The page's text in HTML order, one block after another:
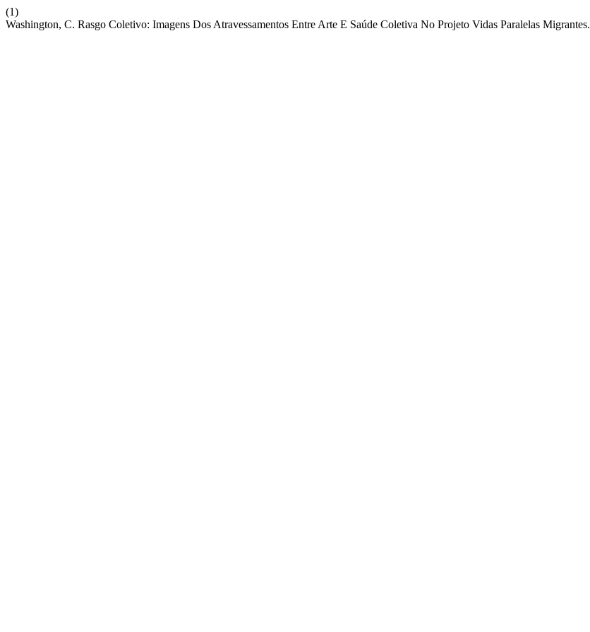
(1)
Washington, C. Rasgo Coletivo: Imagens Dos Atravessamentos Entre Arte E Saúde Coletiva No Projeto Vidas Paralelas Migrantes.